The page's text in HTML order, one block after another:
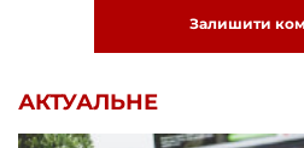
Залишити
АКТУАЛЬНЕ